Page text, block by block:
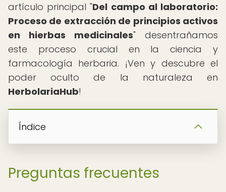
artículo principal "Del campo al laboratorio:
Proceso de extracción de principios activos
en hierbas medicinales" desentrañamos
este proceso crucial en la ciencia y
farmacología herbaria. ¡Ven y descubre el
poder oculto de la naturaleza en
HerbolariaHub!
Índice
Preguntas frecuentes